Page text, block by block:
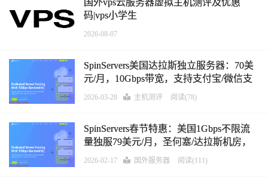
国外vps云服务器虚拟主机测评及优惠
码|vps小学生
2026-08-07
SpinServers美国达拉斯独立服务器：70美
元/月，10Gbps带宽，支持支付宝/微信支
2026-03-28 主机测评 阅读(78)
SpinServers春节特惠：美国1Gbps不限流
量独服79美元/月，圣何塞/达拉斯机房，
支持支付宝/微信支付/Paypal
2026-02-17 国外服务器 阅读(111)